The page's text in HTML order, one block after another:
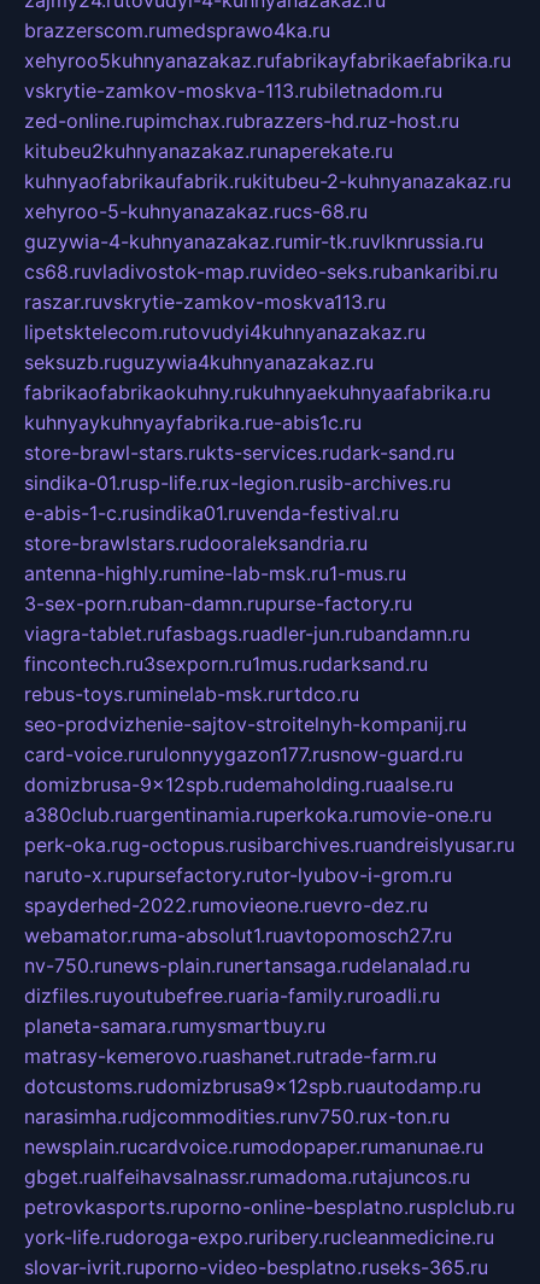
brazzerscom.rumedsprawo4ka.ru
xehyroo5kuhnyanazakaz.rufabrikayfabrikaefabrika.ru
vskrytie-zamkov-moskva-113.rubiletnadom.ru
zed-online.rupimchax.rubrazzers-hd.ruz-host.ru
kitubeu2kuhnyanazakaz.runaperekate.ru
kuhnyaofabrikaufabrik.rukitubeu-2-kuhnyanazakaz.ru
xehyroo-5-kuhnyanazakaz.rucs-68.ru
guzywia-4-kuhnyanazakaz.rumir-tk.ruvlknrussia.ru
cs68.ruvladivostok-map.ruvideo-seks.rubankaribi.ru
raszar.ruvskrytie-zamkov-moskva113.ru
lipetsktelecom.rutovudyi4kuhnyanazakaz.ru
seksuzb.ruguzywia4kuhnyanazakaz.ru
fabrikaofabrikaokuhny.rukuhnyaekuhnyaafabrika.ru
kuhnyaykuhnyayfabrika.rue-abis1c.ru
store-brawl-stars.rukts-services.rudark-sand.ru
sindika-01.rusp-life.rux-legion.rusib-archives.ru
e-abis-1-c.rusindika01.ruvenda-festival.ru
store-brawlstars.rudooraleksandria.ru
antenna-highly.rumine-lab-msk.ru1-mus.ru
3-sex-porn.ruban-damn.rupurse-factory.ru
viagra-tablet.rufasbags.ruadler-jun.rubandamn.ru
fincontech.ru3sexporn.ru1mus.rudarksand.ru
rebus-toys.ruminelab-msk.rurtdco.ru
seo-prodvizhenie-sajtov-stroitelnyh-kompanij.ru
card-voice.rurulonnyygazon177.rusnow-guard.ru
domizbrusa-9x12spb.rudemaholding.ruaalse.ru
a380club.ruargentinamia.ruperkoka.rumovie-one.ru
perk-oka.rug-octopus.rusibarchives.ruandreislyusar.ru
naruto-x.rupursefactory.rutor-lyubov-i-grom.ru
spayderhed-2022.rumovieone.ruevro-dez.ru
webamator.ruma-absolut1.ruavtopomosch27.ru
nv-750.runews-plain.runertansaga.rudelanalad.ru
dizfiles.ruyoutubefree.ruaria-family.ruroadli.ru
planeta-samara.rumysmartbuy.ru
matrasy-kemerovo.ruashanet.rutrade-farm.ru
dotcustoms.rudomizbrusa9x12spb.ruautodamp.ru
narasimha.rudjcommodities.runv750.rux-ton.ru
newsplain.rucardvoice.rumodopaper.rumanunae.ru
gbget.rualfeihavsalnassr.rumadoma.rutajuncos.ru
petrovkasports.ruporno-online-besplatno.rusplclub.ru
york-life.rudoroga-expo.ruribery.rucleanmedicine.ru
slovar-ivrit.ruporno-video-besplatno.ruseks-365.ru